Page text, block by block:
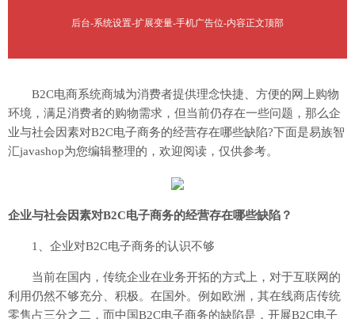
后台-系统设置-扩展变量-手机广告位-内容正文顶部
B2C电商系统商城为消费者提供理念快捷、方便的网上购物
环境，满足消费者的购物需求，但当前仍存在一些问题，那么企
业与社会因素对B2C电子商务的经营存在哪些缺陷?下面是易族智
汇javashop为您编辑整理的，欢迎阅读，仅供参考。
企业与社会因素对B2C电子商务的经营存在哪些缺陷？
1、企业对B2C电子商务的认识不够
当前在国内，传统企业在业务开拓的方式上，对于互联网的
利用仍然不够充分、积极。在国外。例如欧洲，其在线商店传统
零售占三分之二，而中国B2C电子商务的缺陷是，开展B2C电子